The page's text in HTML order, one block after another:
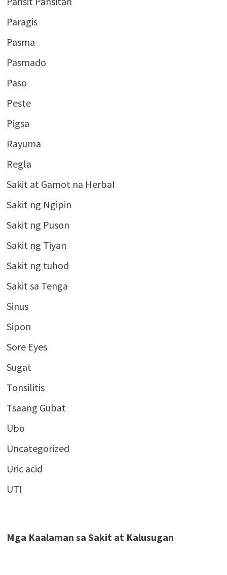
Paragis
Pasma
Pasmado
Paso
Peste
Pigsa
Rayuma
Regla
Sakit at Gamot na Herbal
Sakit ng Ngipin
Sakit ng Puson
Sakit ng Tiyan
Sakit ng tuhod
Sakit sa Tenga
Sinus
Sipon
Sore Eyes
Sugat
Tonsilitis
Tsaang Gubat
Ubo
Uncategorized
Uric acid
UTI
Mga Kaalaman sa Sakit at Kalusugan